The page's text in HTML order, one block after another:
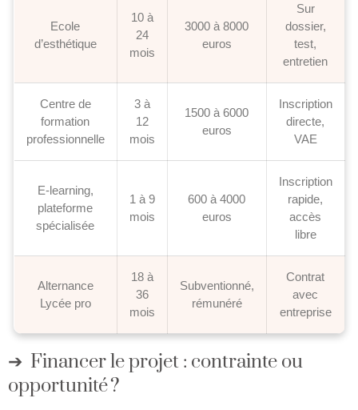
Ecole
d’esthétique
10 à
24
mois
3000 à 8000
euros
Sur
dossier,
test,
entretien
Centre de
formation
professionnelle
3 à
12
mois
1500 à 6000
euros
Inscription
directe,
VAE
E-learning,
plateforme
spécialisée
1 à 9
mois
600 à 4000
euros
Inscription
rapide,
accès
libre
Alternance
Lycée pro
18 à
36
mois
Subventionné,
rémunéré
Contrat
avec
entreprise
Financer le projet : contrainte ou
opportunité ?